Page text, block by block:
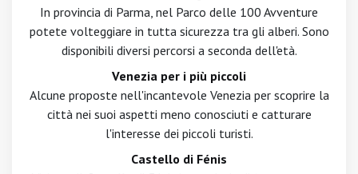
In provincia di Parma, nel Parco delle 100 Avventure
potete volteggiare in tutta sicurezza tra gli alberi. Sono
disponibili diversi percorsi a seconda dell'età.
Venezia per i più piccoli
Alcune proposte nell'incantevole Venezia per scoprire la
città nei suoi aspetti meno conosciuti e catturare
l'interesse dei piccoli turisti.
Castello di Fénis